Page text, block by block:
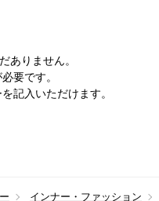
ありません。
要です。
記入いただけます。
インナー・ファッション